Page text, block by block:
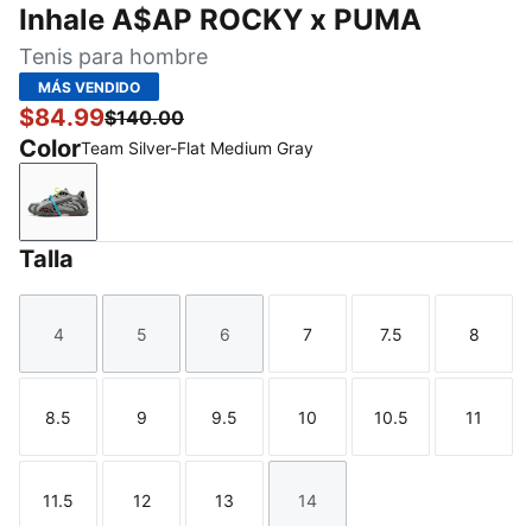
Inhale A$AP ROCKY x PUMA
Tenis para hombre
MÁS VENDIDO
$84.99$140.00
ColorTeam Silver-Flat Medium Gray
Team Silver-Flat Medium Gray
Talla
Talla
4
Talla
5
Talla
6
Talla
7
Talla
7.5
Talla
8
Talla
8.5
Talla
9
Talla
9.5
Talla
10
Talla
10.5
Talla
11
Talla
11.5
Talla
12
Talla
13
Talla
14